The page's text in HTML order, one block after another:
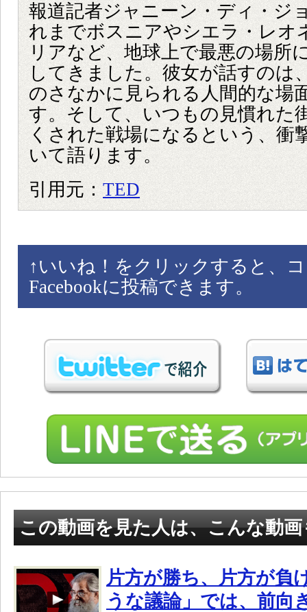
報道記者ジャニーン・ディ・ジ
れまでボスニアやシエラ・レオ
リアなど、地球上で最悪の場所
してきました。彼女が話すのは
のさなかに見られる人間的な場
す。そして、いつもの見慣れた
くされた戦場になるという、衝
いて語ります。
引用元： TED
↑ いいね！をクリックすると、
Facebookに投稿できます。
この動画を見た人は、こんな動
片方が勝ち、片方が負
うな議論」では、前向